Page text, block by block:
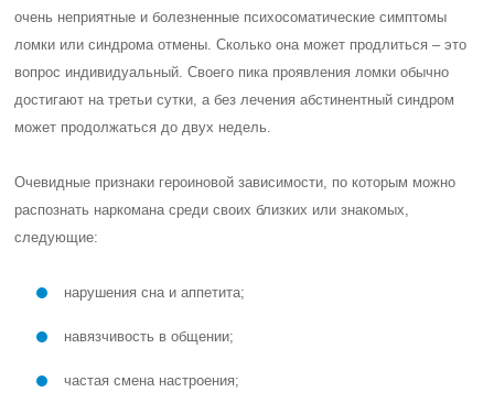
очень неприятные и болезненные психосоматические симптомы
ломки или синдрома отмены. Сколько она может продлиться – это
вопрос индивидуальный. Своего пика проявления ломки обычно
достигают на третьи сутки, а без лечения абстинентный синдром
может продолжаться до двух недель.
Очевидные признаки героиновой зависимости, по которым можно
распознать наркомана среди своих близких или знакомых,
следующие:
нарушения сна и аппетита;
навязчивость в общении;
частая смена настроения;